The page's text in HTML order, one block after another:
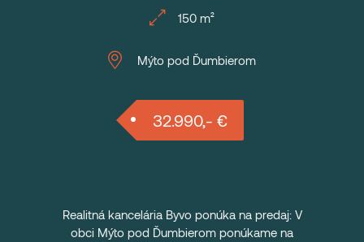
150 m²
Mýto pod Ďumbierom
32.990,- €
Realitná kancelária Byvo ponúka na predaj: V
obci Mýto pod Ďumbierom ponúkame na